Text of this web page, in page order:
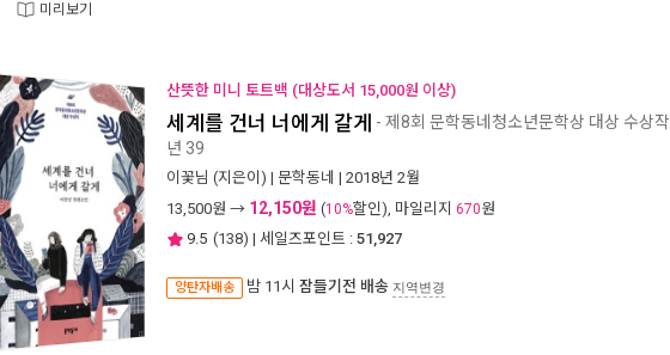
미리보기
산뜻한 미니 토트백 (대상도서 15,000원 이상)
세계를 건너 너에게 갈게 - 제8회 문학동네청소년문학상 대상 수상작
년 39
이꽃님 (지은이) | 문학동네 | 2018년 2월
13,500원 → 12,150원 (10%할인), 마일리지 670원
9.5 (138) | 세일즈포인트 : 51,927
양탄자배송 밤 11시 잠들기전 배송 지역변경